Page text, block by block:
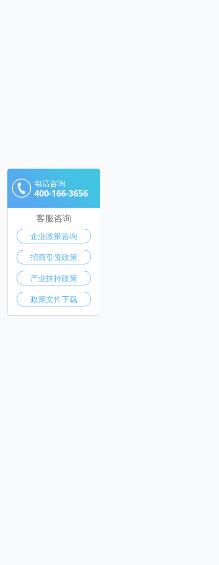
电话咨询
400-166-3656
客服咨询
企业政策咨询
招商引资政策
产业扶持政策
政策文件下载